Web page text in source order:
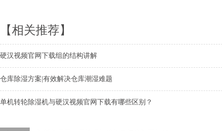
【相关推荐】
硬汉视频官网下载组的结构讲解
仓库除湿方案|有效解决仓库潮湿难题
单机转轮除湿机与硬汉视频官网下载有哪些区别？